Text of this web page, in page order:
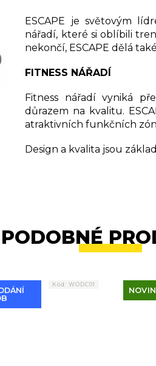
ESCAPE je světovým
nářadí, které si oblíbili
nekončí, ESCAPE dělá
FITNESS NÁŘADÍ
Fitness nářadí vyniká
důrazem na kvalitu.
atraktivních funkčních
Design a kvalita jsou
PODOBNÉ
Kód: WODC01